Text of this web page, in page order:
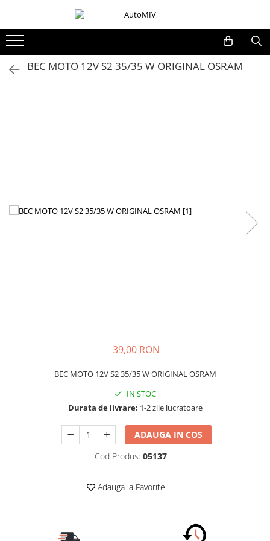
Oferta Saptamanii
Buton Clapeta Rezervor
Paravanturi Auto / Deflectoare Aer
Accesorii Interior Auto
Huse Scaune Auto
Tavite Portbagaj Dedicate
BEC MOTO 12V S2 35/35 W ORIGINAL OSRAM
39,00 RON
BEC MOTO 12V S2 35/35 W ORIGINAL OSRAM
IN STOC
Durata de livrare: 1-2 zile lucratoare
ADAUGA IN COS
Cod Produs: 05137
Adauga la Favorite